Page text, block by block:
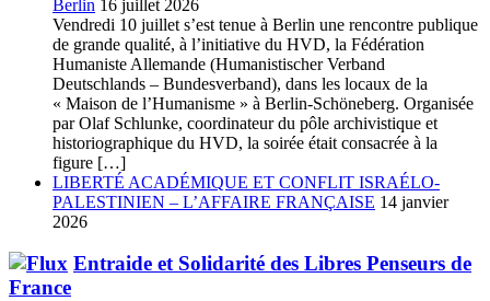
Berlin 16 juillet 2026
Vendredi 10 juillet s’est tenue à Berlin une rencontre publique
de grande qualité, à l’initiative du HVD, la Fédération
Humaniste Allemande (Humanistischer Verband
Deutschlands – Bundesverband), dans les locaux de la
« Maison de l’Humanisme » à Berlin-Schöneberg. Organisée
par Olaf Schlunke, coordinateur du pôle archivistique et
historiographique du HVD, la soirée était consacrée à la
figure […]
LIBERTÉ ACADÉMIQUE ET CONFLIT ISRAÉLO-
PALESTINIEN – L’AFFAIRE FRANÇAISE 14 janvier
2026
Entraide et Solidarité des Libres Penseurs de
France